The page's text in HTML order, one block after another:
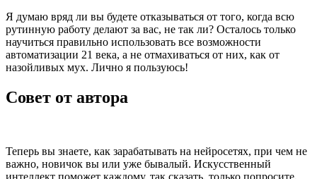
Я думаю вряд ли вы будете отказываться от того, когда всю
рутинную работу делают за вас, не так ли? Осталось только
научиться правильно использовать все возможности
автоматизации 21 века, а не отмахиваться от них, как от
назойливых мух. Лично я пользуюсь!
Совет от автора
Теперь вы знаете, как зарабатывать на нейросетях, при чем не
важно, новичок вы или уже бывалый. Искусственный
интеллект поможет каждому, так сказать, только попросите,